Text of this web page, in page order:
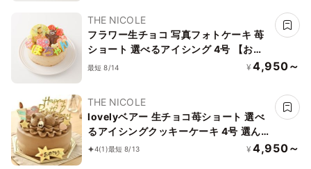
THE NICOLE
フラワー生チョコ 写真フォトケーキ 苺
ショート 選べるアイシング 4号 【お好
きなイラストも人気です】
最短 8/14 ¥ 4,950～
THE NICOLE
lovelyベアー 生チョコ苺ショート 選べ
るアイシングクッキーケーキ 4号 選ん
で楽しい！！ ギフトに最適
4(1)最短 8/13 ¥ 4,950～